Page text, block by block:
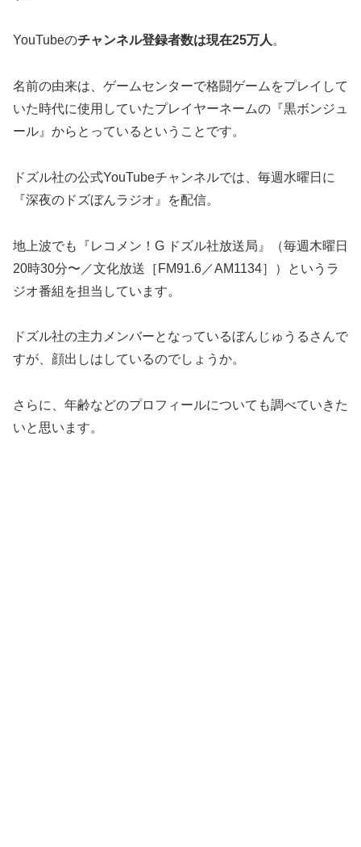
YouTubeのチャンネル登録者数は現在25万人 。
名前の由来は、ゲームセンターで格闘ゲームをプレイして
いた時代に使用していたプレイヤーネームの『黒ボンジュ
ール』からとっているということです。
ドズル社の公式YouTubeチャンネルでは、毎週水曜日に
『深夜のドズぼんラジオ』を配信。
地上波でも『レコメン！G ドズル社放送局』（毎週木曜日
20時30分〜／文化放送［FM91.6／AM1134］）というラ
ジオ番組を担当しています。
ドズル社の主力メンバーとなっているぼんじゅうるさんで
すが、顔出しはしているのでしょうか。
さらに、年齢などのプロフィールについても調べていきた
いと思います。